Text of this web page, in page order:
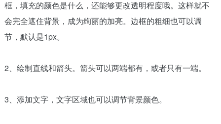
框，填充的颜色是什么，还能够更改透明程度哦。这样就不
会完全遮住背景，成为绚丽的加亮。边框的粗细也可以调
节，默认是1px。
2、绘制直线和箭头。箭头可以两端都有，或者只有一端。
3、添加文字，文字区域也可以调节背景颜色。